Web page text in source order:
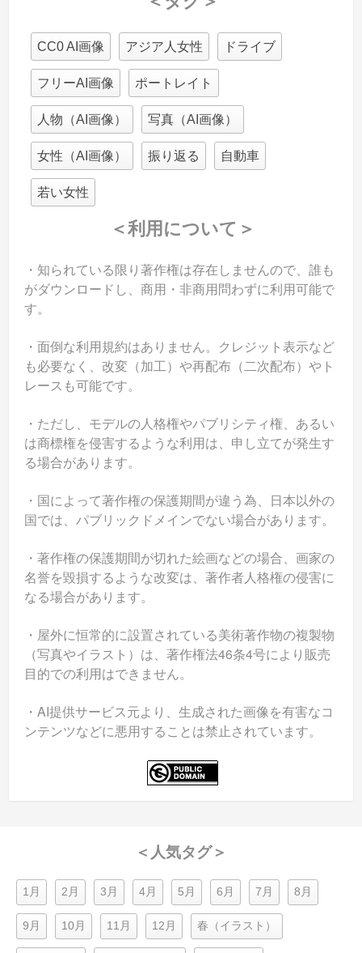
CC0 AI画像 アジア人女性 ドライブ
フリーAI画像 ポートレイト
人物（AI画像） 写真（AI画像）
女性（AI画像） 振り返る 自動車
若い女性
＜利用について＞
・知られている限り著作権は存在しませんので、誰も
がダウンロードし、商用・非商用問わずに利用可能で
す。
・面倒な利用規約はありません。クレジット表示など
も必要なく、改変（加工）や再配布（二次配布）やト
レースも可能です。
・ただし、モデルの人格権やパブリシティ権、あるい
は商標権を侵害するような利用は、申し立てが発生す
る場合があります。
・国によって著作権の保護期間が違う為、日本以外の
国では、パブリックドメインでない場合があります。
・著作権の保護期間が切れた絵画などの場合、画家の
名誉を毀損するような改変は、著作者人格権の侵害に
なる場合があります。
・屋外に恒常的に設置されている美術著作物の複製物
（写真やイラスト）は、著作権法46条4号により販売
目的での利用はできません。
・AI提供サービス元より、生成された画像を有害なコ
ンテンツなどに悪用することは禁止されています。
＜人気タグ＞
1月 2月 3月 4月 5月 6月 7月 8月
9月 10月 11月 12月 春（イラスト）